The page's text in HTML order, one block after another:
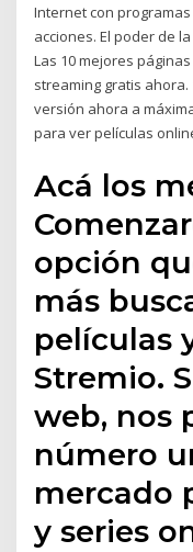
Internet con
acciones. El poder de
Las 10 mejores
streaming gratis ahora.
versión ahora a
para ver películas
Acá los
opción
más
películas
Stremio.
web, nos
número
mercado
y series